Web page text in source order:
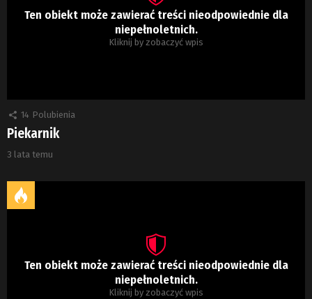
Ten obiekt może zawierać treści nieodpowiednie dla
niepełnoletnich.
Kliknij by zobaczyć wpis
14 Polubienia
Piekarnik
3 lata temu
Ten obiekt może zawierać treści nieodpowiednie dla
niepełnoletnich.
Kliknij by zobaczyć wpis